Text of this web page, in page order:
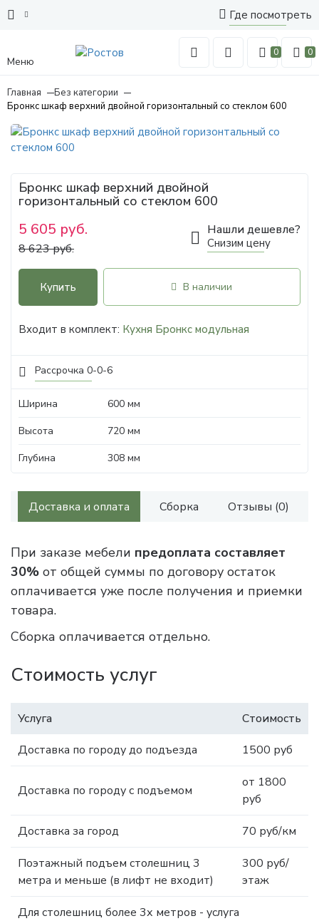
Где посмотреть
Меню
0 0
Главная
Без категории
Бронкс шкаф верхний двойной горизонтальный со стеклом 600
Рассрочка 0-0-6
Бронкс шкаф верхний двойной
горизонтальный со стеклом 600
5 605 руб.
8 623 руб.
Нашли дешевле?
Снизим цену
Купить В наличии
Входит в комплект: Кухня Бронкс модульная
Ширина
600 мм
Высота
720 мм
Глубина
308 мм
Доставка и оплата Сборка Отзывы (0)
При заказе мебели предоплата составляет
30% от общей суммы по договору остаток
оплачивается уже после получения и приемки
товара.
Сборка оплачивается отдельно.
Стоимость услуг
Услуга
Стоимость
Доставка по городу до подъезда
1500 руб
Доставка по городу с подъемом
от 1800
руб
Доставка за город 70 руб/км
Поэтажный подъем столешниц 3
метра и меньше (в лифт не входит)
300 руб/
этаж
Для столешниц более 3х метров - услуга